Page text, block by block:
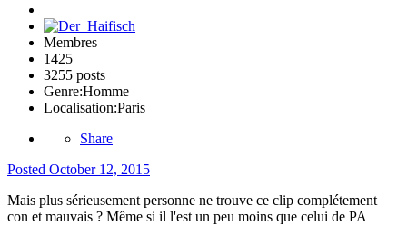
Membres
1425
3255 posts
Genre:Homme
Localisation:Paris
Share
Posted October 12, 2015
Mais plus sérieusement personne ne trouve ce clip complétement
con et mauvais ? Même si il l'est un peu moins que celui de PA